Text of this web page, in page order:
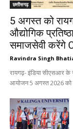
छत्तीसगढ़
5 अगस्त को
औद्योगिक
समाजसेवी करेंगे
Ravindra Singh
रायगढ़- इंडिया सीएसआर के
आयोजन 5 अगस्त 2026 को